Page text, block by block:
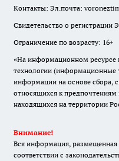
Контакты: Эл.почта:
Свидетельство о регистрации
Ограничение по возрасту: 16+
«На информационном ресурсе
технологии (информационные
информации на основе сбора,
относящихся к предпочтениям
находящихся на территории
Внимание!
Вся информация, размещенная
соответствии с